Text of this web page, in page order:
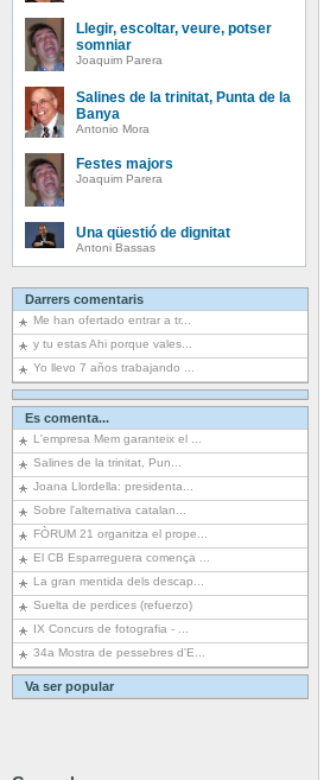
Llegir, escoltar, veure, potser
somniar
Joaquim Parera
Salines de la trinitat, Punta de la
Banya
Antonio Mora
Festes majors
Joaquim Parera
Una qüestió de dignitat
Antoni Bassas
Darrers comentaris
Me han ofertado entrar a tr...
y tu estas Ahi porque vales...
Yo llevo 7 años trabajando ...
Es comenta...
L'empresa Mem garanteix el ...
Salines de la trinitat, Pun...
Joana Llordella: presidenta...
Sobre l'alternativa catalan...
FÒRUM 21 organitza el prope...
El CB Esparreguera comença ...
La gran mentida dels descap...
Suelta de perdices (refuerzo)
IX Concurs de fotografia - ...
34a Mostra de pessebres d'E...
Va ser popular